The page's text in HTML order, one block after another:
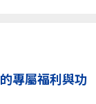
專屬福利與功